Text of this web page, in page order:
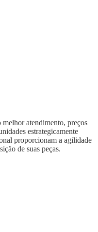
melhor atendimento, preços
estrategicamente
proporcionam a agilidade
de suas peças.